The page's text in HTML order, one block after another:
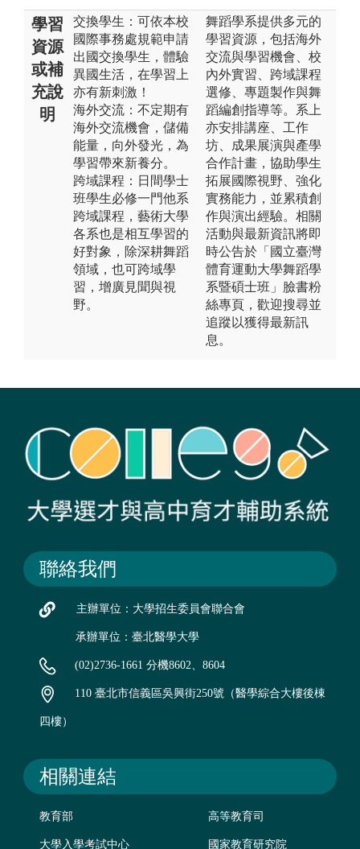
學習
資源
或補
充說
明
交換學生：可依本校
國際事務處規範申請
出國交換學生，體驗
異國生活，在學習上
亦有新刺激！
海外交流：不定期有
海外交流機會，儲備
能量，向外發光，為
學習帶來新養分。
跨域課程：日間學士
班學生必修一門他系
跨域課程，藝術大學
各系也是相互學習的
好對象，除深耕舞蹈
領域，也可跨域學
習，增廣見聞與視
野。
舞蹈學系提供多元的
學習資源，包括海外
交流與學習機會、校
內外實習、跨域課程
選修、專題製作與舞
蹈編創指導等。系上
亦安排講座、工作
坊、成果展演與產學
合作計畫，協助學生
拓展國際視野、強化
實務能力，並累積創
作與演出經驗。相關
活動與最新資訊將即
時公告於「國立臺灣
體育運動大學舞蹈學
系暨碩士班」臉書粉
絲專頁，歡迎搜尋並
追蹤以獲得最新訊
息。
聯絡我們
主辦單位：大學招生委員會聯合會
承辦單位：臺北醫學大學
(02)2736-1661 分機8602、8604
110 臺北市信義區吳興街250號（醫學綜合大樓後棟
四樓）
相關連結
教育部 高等教育司
大學入學考試中心 國家教育研究院